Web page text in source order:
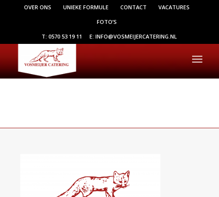
OVER ONS UNIEKE FORMULE CONTACT
VACATURES
FOTO’S
T: 0570 53 19 11
E: INFO@VOSMEIJERCATERING.NL